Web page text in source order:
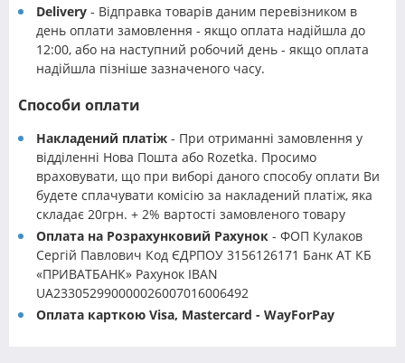
Delivery - Відправка товарів даним перевізником в
день оплати замовлення - якщо оплата надійшла до
12:00, або на наступний робочий день - якщо оплата
надійшла пізніше зазначеного часу.
Способи оплати
Накладений платіж - При отриманні замовлення у
відділенні Нова Пошта або Rozetka. Просимо
враховувати, що при виборі даного способу оплати Ви
будете сплачувати комісію за накладений платіж, яка
складає 20грн. + 2% вартості замовленого товару
Оплата на Розрахунковий Рахунок - ФОП Кулаков
Сергій Павлович Код ЄДРПОУ 3156126171 Банк АТ КБ
«ПРИВАТБАНК» Рахунок IBAN
UA233052990000026007016006492
Оплата карткою Visa, Mastercard - WayForPay